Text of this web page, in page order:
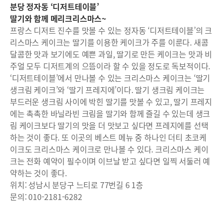
분당 정자동 ‘디저트테이블’
딸기와 함께 메리크리스마스~
프랑스 디저트 진수를 맛볼 수 있는 정자동 ‘디저트테이블’의 크
리스마스 케이크는 딸기를 이용한 케이크가 주를 이룬다. 새콤
달콤한 맛과 보기에도 예쁜 과일, 딸기로 만든 케이크는 맛과 비
주얼 모두 디저트계의 으뜸이라 할 수 있을 정도로 독보적이다.
‘디저트테이블’에서 만나볼 수 있는 크리스마스 케이크는 ‘딸기
생크림 케이크’와 ‘딸기 프레지에’이다. 딸기 생크림 케이크는
부드러운 생크림 사이에 박힌 딸기를 맛볼 수 있고, 딸기 프레지
에는 촉촉한 바닐라빈 크림을 딸기와 함께 즐길 수 있는데 생크
림 케이크보다 딸기의 맛을 더 맛보고 싶다면 프레지에를 선택
하는 것이 좋다. 또 이곳의 베스트 메뉴 중 하나인 더티 초코케
이크도 크리스마스 케이크로 만나볼 수 있다. 크리스마스 케이
크는 전화 예약이 필수이며 이브날 받고 싶다면 일찍 서둘러 예
약하는 것이 좋다.
위치: 성남시 분당구 느티로 77번길 6 1층
문의: 010-2181-6282